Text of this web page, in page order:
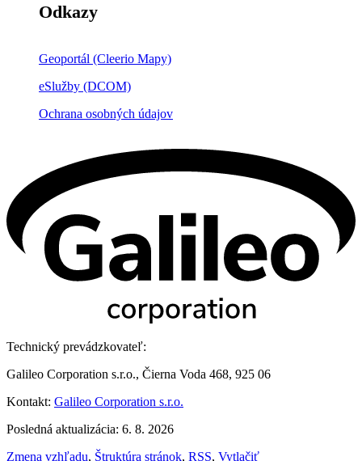
Odkazy
Geoportál (Cleerio Mapy)
eSlužby (DCOM)
Ochrana osobných údajov
Technický prevádzkovateľ:
Galileo Corporation s.r.o., Čierna Voda 468, 925 06
Kontakt: Galileo Corporation s.r.o.
Posledná aktualizácia: 6. 8. 2026
Zmena vzhľadu, Štruktúra stránok, RSS, Vytlačiť